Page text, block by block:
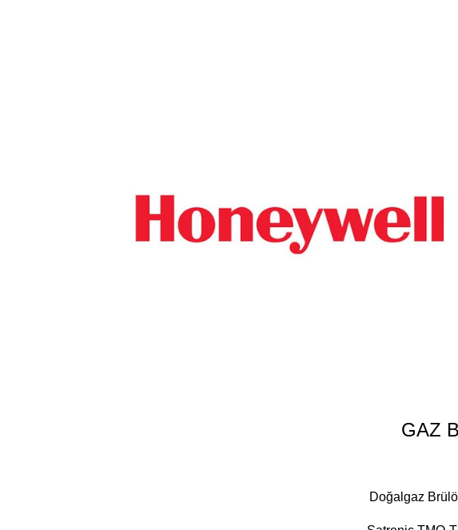
GAZ
Doğalgaz